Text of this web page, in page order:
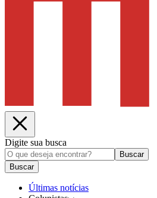
Digite sua busca
Buscar
Buscar
Últimas notícias